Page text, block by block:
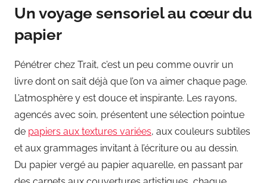
Un voyage sensoriel au cœur du
papier
Pénétrer chez Trait, c’est un peu comme ouvrir un
livre dont on sait déjà que l’on va aimer chaque page.
L’atmosphère y est douce et inspirante. Les rayons,
agencés avec soin, présentent une sélection pointue
de papiers aux textures variées, aux couleurs subtiles
et aux grammages invitant à l’écriture ou au dessin.
Du papier vergé au papier aquarelle, en passant par